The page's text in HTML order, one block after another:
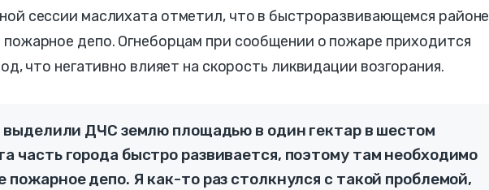
сессии маслихата отметил, что в быстроразвивающемся районе
пожарное депо. Огнеборцам при сообщении о пожаре приходится
что негативно влияет на скорость ликвидации возгорания.
выделили ДЧС землю площадью в один гектар в шестом
часть города быстро развивается, поэтому там необходимо
пожарное депо. Я как-то раз столкнулся с такой проблемой,